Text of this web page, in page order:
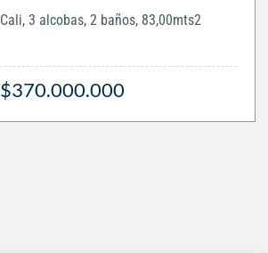
Cali, 3 alcobas, 2 baños, 83,00mts2
$370.000.000